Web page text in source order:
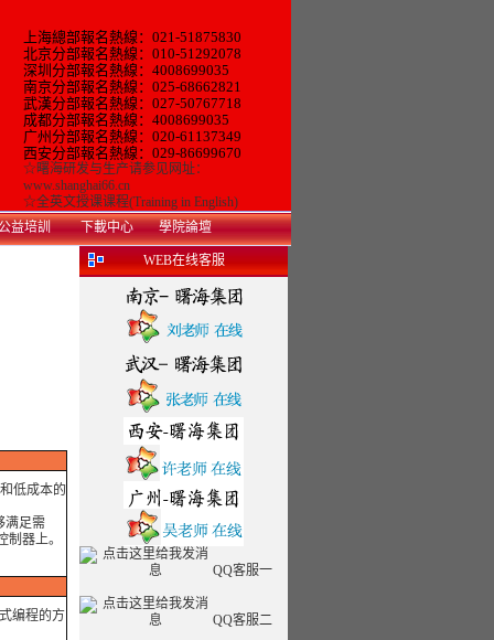
上海總部報名熱線：021-51875830
北京分部報名熱線：010-51292078
深圳分部報名熱線：4008699035
南京分部報名熱線：025-68662821
武漢分部報名熱線：027-50767718
成都分部報名熱線：4008699035
广州 分部報名熱線： 020-61137349
西安分部報名熱線：029-86699670
☆曙海研发与生产请参见网址：
www.shanghai66.cn
☆全英文授课课程(Training in English)
益培訓 下載中心 學院論壇
WEB在线客服
QQ客服一
QQ客服二
低成本的
满足需
器上。
编程的方